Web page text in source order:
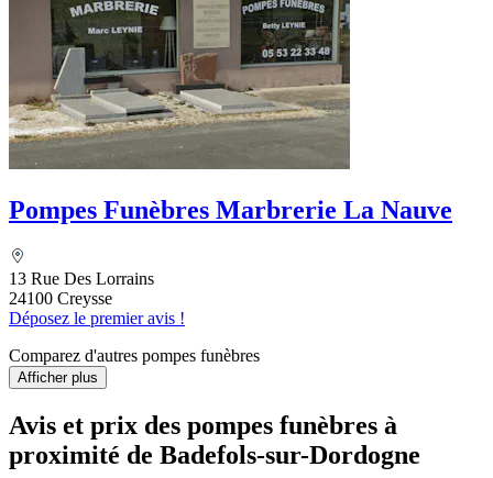
Pompes Funèbres Marbrerie La Nauve
13 Rue Des Lorrains
24100 Creysse
Déposez le premier avis !
Comparez d'autres pompes funèbres
Afficher plus
Avis et prix des pompes funèbres à
proximité de Badefols-sur-Dordogne